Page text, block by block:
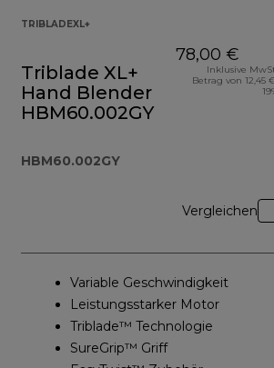
799,00 €
TRIBLADEXL+
Triblade XL+
Hand Blender
HBM60.002GY
HBM60.002GY
78,00 €
Inklusive
Betrag von 12,45
Vergleichen
Variable Geschwindigkeit
Leistungsstarker Motor
Triblade™ Technologie
SureGrip™ Griff